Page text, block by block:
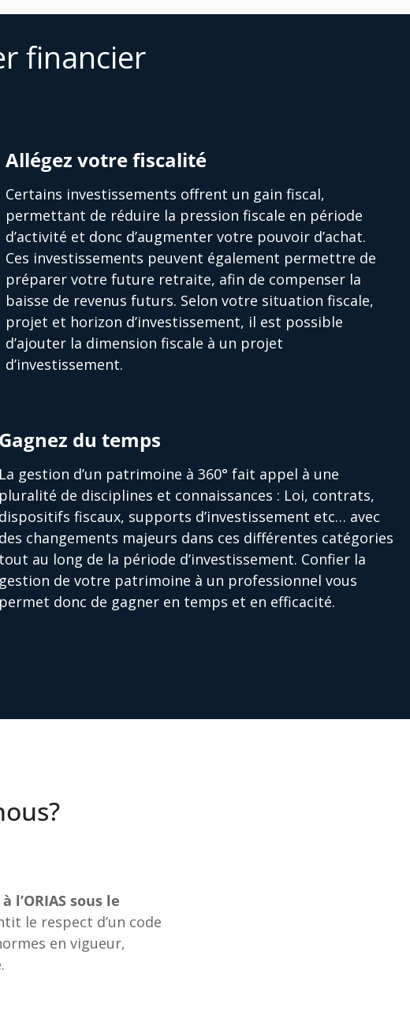
financier
Allégez votre fiscalité
Certains investissements offrent un gain fiscal,
permettant de réduire la pression fiscale en période
d’activité et donc d’augmenter votre pouvoir d’achat.
Ces investissements peuvent également permettre de
préparer votre future retraite, afin de compenser la
baisse de revenus futurs. Selon votre situation fiscale,
projet et horizon d’investissement, il est possible
d’ajouter la dimension fiscale à un projet
d’investissement.
Gagnez du temps
La gestion d’un patrimoine à 360° fait appel à une
pluralité de disciplines et connaissances : Loi, contrats,
dispositifs fiscaux, supports d’investissement etc… avec
des changements majeurs dans ces différentes catégories
tout au long de la période d’investissement. Confier la
gestion de votre patrimoine à un professionnel vous
permet donc de gagner en temps et en efficacité.
sous le
le respect d’un code
en vigueur,